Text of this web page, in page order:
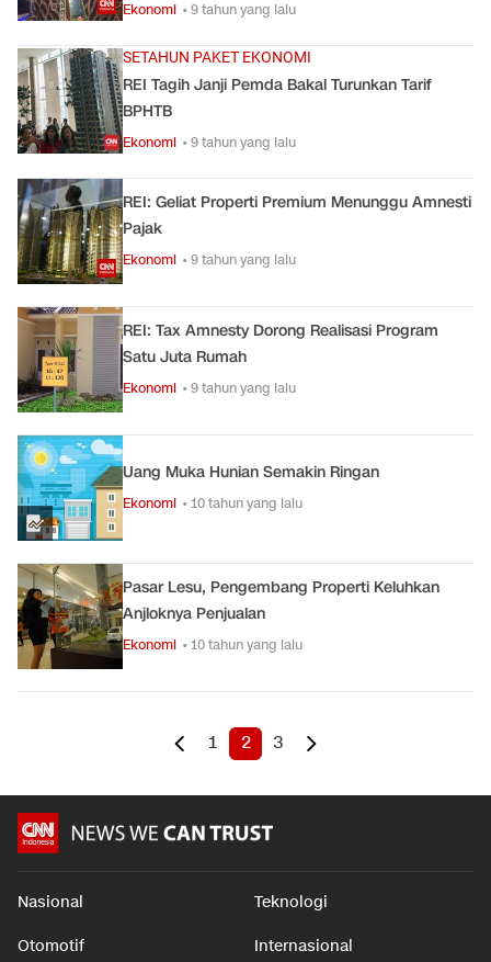
Ekonomi • 9 tahun yang lalu
SETAHUN PAKET EKONOMI
REI Tagih Janji Pemda Bakal Turunkan Tarif
BPHTB
Ekonomi • 9 tahun yang lalu
REI: Geliat Properti Premium Menunggu Amnesti
Pajak
Ekonomi • 9 tahun yang lalu
REI: Tax Amnesty Dorong Realisasi Program
Satu Juta Rumah
Ekonomi • 9 tahun yang lalu
Uang Muka Hunian Semakin Ringan
Ekonomi • 10 tahun yang lalu
Pasar Lesu, Pengembang Properti Keluhkan
Anjloknya Penjualan
Ekonomi • 10 tahun yang lalu
1 2 3
Nasional Teknologi
Otomotif Internasional